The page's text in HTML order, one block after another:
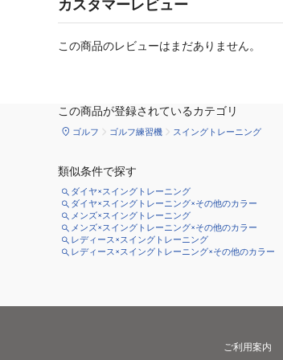
カスタマーレビュー
この商品のレビューはまだありません。
この商品が登録されているカテゴリ
ゴルフ ゴルフ練習機 スイングトレーニング
類似条件で探す
ダイヤ×スイングトレーニング
ダイヤ×スイングトレーニング×その他のカラー
メンズ×スイングトレーニング
メンズ×スイングトレーニング×その他のカラー
レディース×スイングトレーニング
レディース×スイングトレーニング×その他のカラー
ご利用案内